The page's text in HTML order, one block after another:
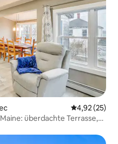
4,92 (25)
überdachte Terrasse,